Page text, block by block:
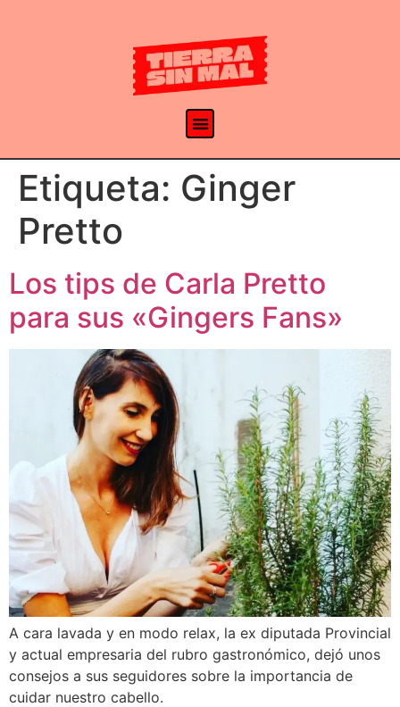
Etiqueta: Ginger
Pretto
Los tips de Carla Pretto
para sus «Gingers Fans»
A cara lavada y en modo relax, la ex diputada Provincial
y actual empresaria del rubro gastronómico, dejó unos
consejos a sus seguidores sobre la importancia de
cuidar nuestro cabello.